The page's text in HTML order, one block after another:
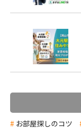
お部屋探しのコツ